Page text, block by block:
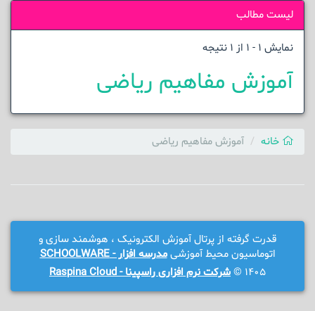
لیست مطالب
نمایش 1 - 1 از 1 نتیجه
آموزش مفاهیم ریاضی
خانه آموزش مفاهیم ریاضی
قدرت گرفته از پرتال آموزش الکترونیک ، هوشمند سازی و
اتوماسیون محیط آموزشیمدرسه افزار - SCHOOLWARE
1405 ©
شرکت نرم افزاری راسپینا - Raspina Cloud